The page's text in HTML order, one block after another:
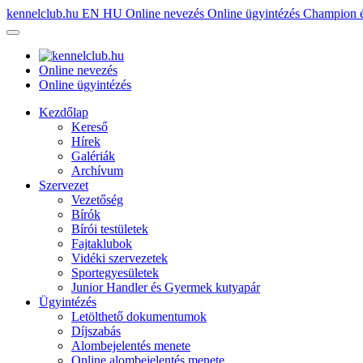
kennelclub.hu EN HU Online nevezés Online ügyintézés Champion
Online nevezés
Online ügyintézés
Kezdőlap
Kereső
Hírek
Galériák
Archívum
Szervezet
Vezetőség
Bírók
Bírói testületek
Fajtaklubok
Vidéki szervezetek
Sportegyesületek
Junior Handler és Gyermek kutyapár
Ügyintézés
Letölthető dokumentumok
Díjszabás
Alombejelentés menete
Online alombejelentés menete